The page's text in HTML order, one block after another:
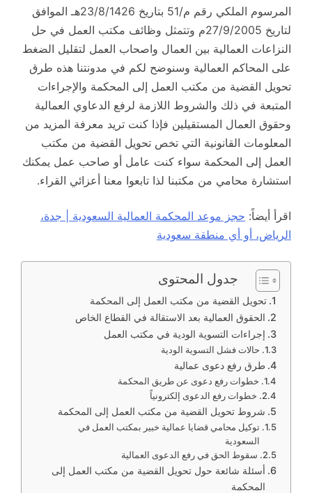
المرسوم الملكي رقم م/51 بتاريخ 23/8/1426هـ الموافق
لتاريخ 27/9/2005م وتتمثل وظائف مكتب العمل في حل
النزاعات العمالية بين العمال واصحاب العمل لتقليل الضغط
على المحاكم العمالية وسنوضح لكم في مدونتنا هذه طرق
تحويل القضية من مكتب العمل إلى المحكمة والإجراءات
المتبعة في ذلك والشروط اللازمة لرفع الدعاوي العمالية
وحقوق العمال المستقيلين فإذا كنت تريد معرفة المزيد من
المعلومات القانونية التي تخص تحويل القضية من مكتب
العمل إلى المحكمة سواء كنت عامل أو صاحب عمل يمكنك
استشارة محامي من مكتبنا لذا تابعوا معنا أعزائي القراء.
اقرأ أيضاً: حجز موعد المحكمة العمالية السعودية | جدة،
الرياض، أو أي منطقة سعودية
جدول المحتوى
تحويل القضية من مكتب العمل إلى المحكمة
الحقوق العمالية بعد الاستقالة في القطاع الخاص
إجراءات التسوية الودية في مكتب العمل
حالات فشل التسوية الودية
طرق رفع دعوى عمالية
خطوات رفع دعوى عن طريق المحكمة
خطوات رفع الدعوى إلكترونياً
شروط تحويل القضية من مكتب العمل إلى المحكمة
توكيل محامي قضايا عمالية خبير بمكتب العمل في
السعودية
سقوط الحق في رفع الدعوى العمالية
أسئلة شائعة حول تحويل القضية من مكتب العمل إلى
المحكمة